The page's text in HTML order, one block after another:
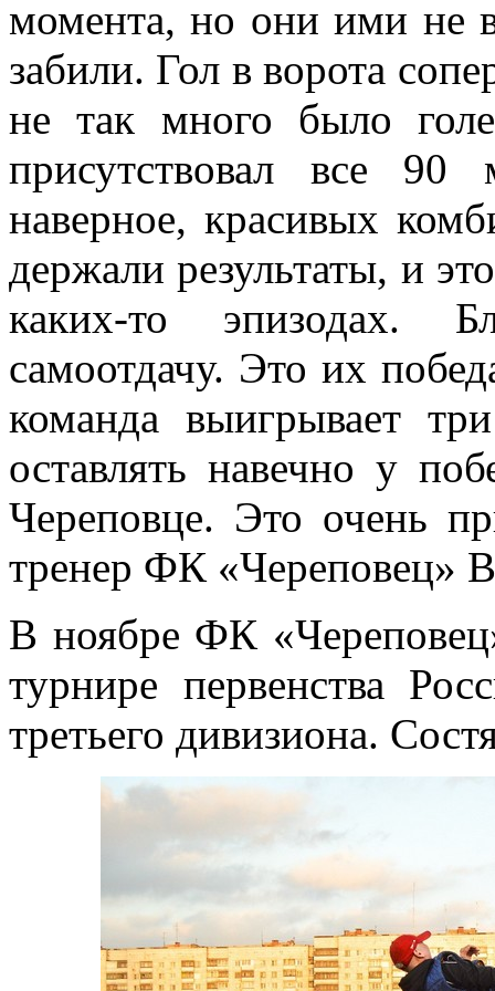
момента, но они ими не
забили. Гол в ворота
не так много было
присутствовал все
наверное, красивых
держали результаты, и
каких-то эпизодах.
самоотдачу. Это их
команда выигрывает
оставлять навечно у
Череповце. Это очень
тренер ФК «Череповец»
В ноябре ФК
турнире первенства
третьего дивизиона.